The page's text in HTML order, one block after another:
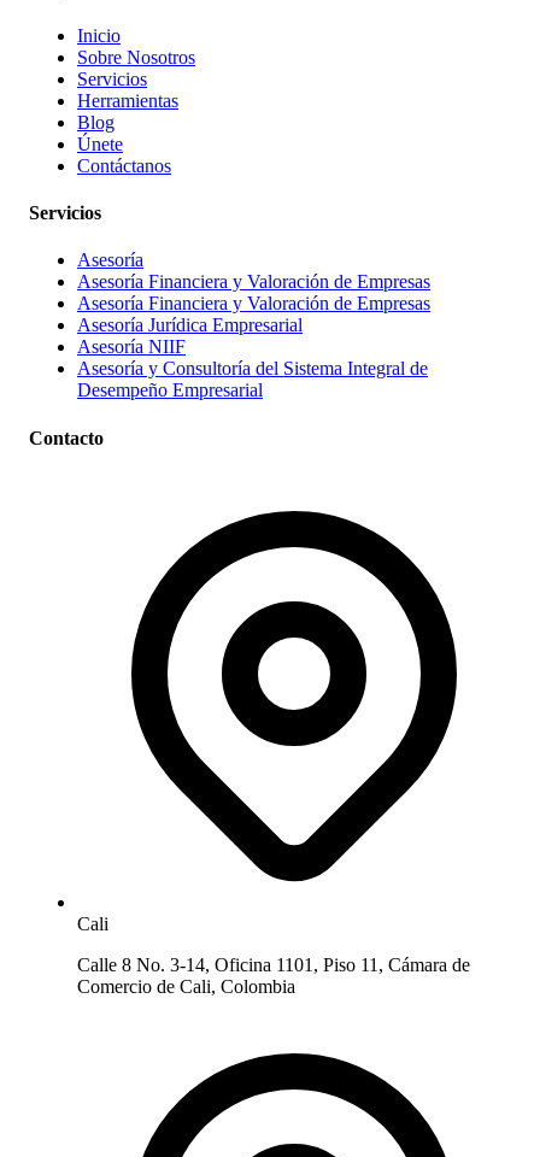
Inicio
Sobre Nosotros
Servicios
Herramientas
Blog
Únete
Contáctanos
Servicios
Asesoría
Asesoría Financiera y Valoración de Empresas
Asesoría Financiera y Valoración de Empresas
Asesoría Jurídica Empresarial
Asesoría NIIF
Asesoría y Consultoría del Sistema Integral de
Desempeño Empresarial
Contacto
Cali
Calle 8 No. 3-14, Oficina 1101, Piso 11, Cámara de
Comercio de Cali, Colombia